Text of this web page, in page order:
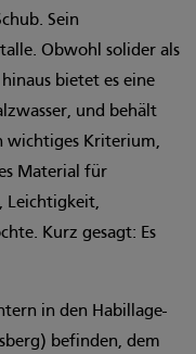
Sein
Obwohl solider als
bietet es eine
und behält
wichtiges Kriterium,
Material für
Leichtigkeit,
Kurz gesagt: Es
in den Habillage-
befinden, dem